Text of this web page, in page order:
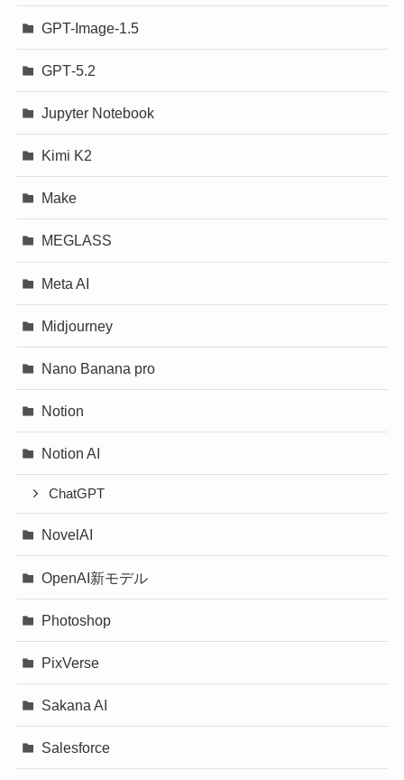
GPT-Image-1.5
GPT‐5.2
Jupyter Notebook
Kimi K2
Make
MEGLASS
Meta AI
Midjourney
Nano Banana pro
Notion
Notion AI
ChatGPT
NovelAI
OpenAI新モデル
Photoshop
PixVerse
Sakana AI
Salesforce